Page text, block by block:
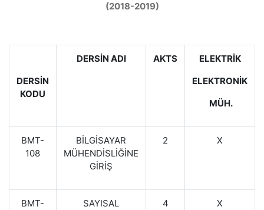
(2018-2019)
DERSİN
KODU
DERSİN ADI AKTS
ELEKTRİK
ELEKTRONİK
MÜH.
BMT-
108
BİLGİSAYAR
MÜHENDİSLİĞİNE
GİRİŞ
2 X
BMT-
SAYISAL
4 X